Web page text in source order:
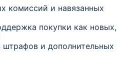
комиссий и навязанных
покупки как новых,
и дополнительных